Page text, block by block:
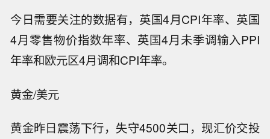
今日需要关注的数据有，英国4月CPI年率、英国
4月零售物价指数年率、英国4月未季调输入PPI
年率和欧元区4月调和CPI年率。
黄金/美元
黄金昨日震荡下行，失守4500关口，现汇价交投